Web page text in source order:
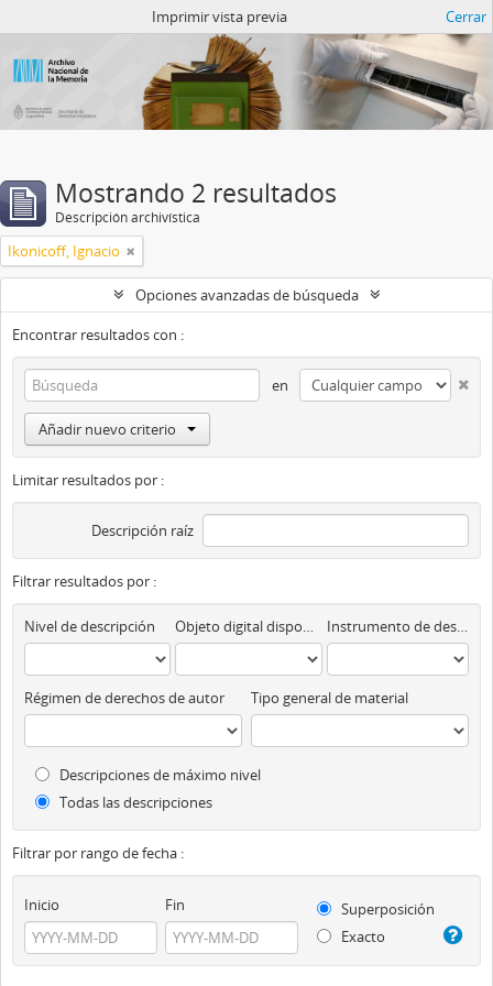
Imprimir vista previa Cerrar
Mostrando 2 resultados
Descripción archivística
Ikonicoff, Ignacio
Opciones avanzadas de búsqueda
Encontrar resultados con :
en
Añadir nuevo criterio
Limitar resultados por :
Descripción raíz
Filtrar resultados por :
Nivel de descripción Objeto digital disponibles Instrumento de descripción
Régimen de derechos de autor Tipo general de material
Descripciones de máximo nivel
Todas las descripciones
Filtrar por rango de fecha :
Inicio Fin
Superposición
Exacto